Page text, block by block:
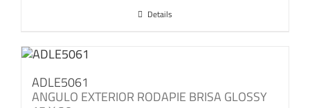
Details
ADLE5061
ANGULO EXTERIOR RODAPIE BRISA GLOSSY